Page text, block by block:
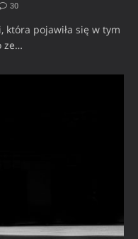
30
która pojawiła się w tym
ze…